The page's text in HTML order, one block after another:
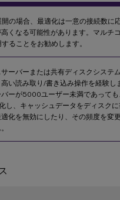
開の場合、最適化は一意の接続数に
高くなる可能性があります。マルチ
ることをお勧めします。
ーバーまたは共有ディスクシステ
い読み取り/書き込み操作を経験し
ーが5000ユーザー未満であって
し、キャッシュデータをディスクに
化を無効にしたり、その頻度を変